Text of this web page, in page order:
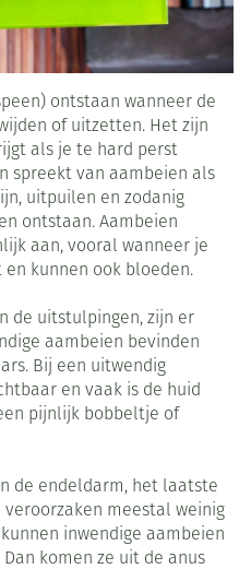
ontstaan wanneer de
of uitzetten. Het zijn
als je te hard perst
spreekt van aambeien als
uitpuilen en zodanig
ontstaan. Aambeien
aan, vooral wanneer je
kunnen ook bloeden.
de uitstulpingen, zijn er
aambeien bevinden
Bij een uitwendig
en vaak is de huid
pijnlijk bobbeltje of
de endeldarm, het laatste
veroorzaken meestal weinig
inwendige aambeien
komen ze uit de anus